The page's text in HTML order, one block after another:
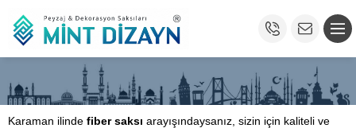
Karaman ilinde fiber saksı arayışındaysanız, sizin için kaliteli ve